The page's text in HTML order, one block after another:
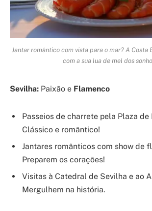
Jantar romântico com vista para o mar? A Costa
com a sua lua de mel dos
Sevilha: Paixão e Flamenco
Passeios de charrete pela Plaza de
Clássico e romântico!
Jantares românticos com show de
Preparem os corações!
Visitas à Catedral de Sevilha e ao
Mergulhem na história.